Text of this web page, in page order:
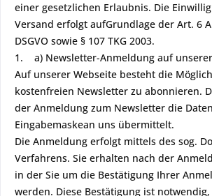
einer gesetzlichen Erlaubnis. Die
Versand erfolgt aufGrundlage der Art. 6
DSGVO sowie § 107 TKG 2003.
1. a) Newsletter-Anmeldung auf
Auf unserer Webseite besteht die
kostenfreien Newsletter zu abonnieren.
der Anmeldung zum Newsletter die
Eingabemaskean uns übermittelt.
Die Anmeldung erfolgt mittels des sog.
Verfahrens. Sie erhalten nach der
in der Sie um die Bestätigung Ihrer
werden. Diese Bestätigung ist